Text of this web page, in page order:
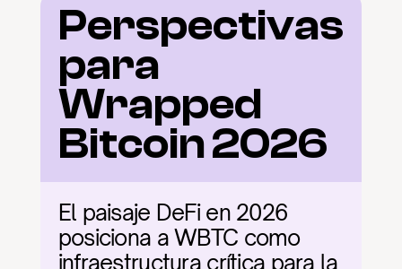
Perspectivas
para
Wrapped
Bitcoin 2026
El paisaje DeFi en 2026
posiciona a WBTC como
infraestructura crítica para la